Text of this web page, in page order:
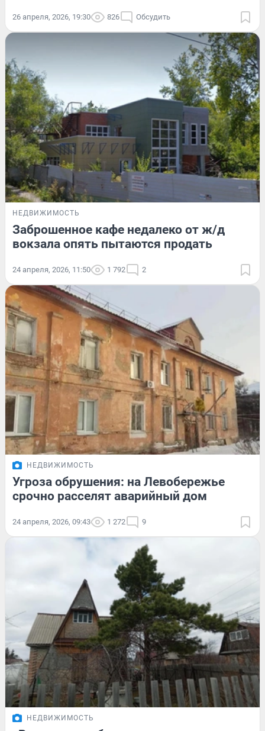
26 апреля, 2026, 19:30 826 Обсудить
НЕДВИЖИМОСТЬ
Заброшенное кафе недалеко от ж/д
вокзала опять пытаются продать
24 апреля, 2026, 11:50 1 792 2
НЕДВИЖИМОСТЬ
Угроза обрушения: на Левобережье
срочно расселят аварийный дом
24 апреля, 2026, 09:43 1 272 9
НЕДВИЖИМОСТЬ